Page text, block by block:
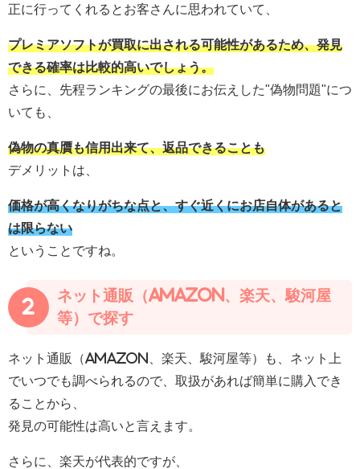
正に行ってくれるとお客さんに思われていて、
プレミアソフトが買取に出される可能性があるため、発見
できる確率は比較的高いでしょう。
さらに、先程ランキングの最後にお伝えした"偽物問題"につ
いても、
偽物の真贋も信用出来て、返品できることも
デメリットは、
価格が高くなりがちな点と、すぐ近くにお店自体があると
は限らない
ということですね。
2
ネット通販（Amazon、楽天、駿河屋
等）で探す
ネット通販（Amazon、楽天、駿河屋等）も、ネット上
でいつでも調べられるので、取扱があれば簡単に購入でき
ることから、
発見の可能性は高いと言えます。
さらに、楽天が代表的ですが、